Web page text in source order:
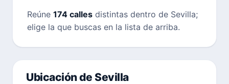
Reúne 174 calles distintas dentro de Sevilla;
elige la que buscas en la lista de arriba.
Ubicación de Sevilla